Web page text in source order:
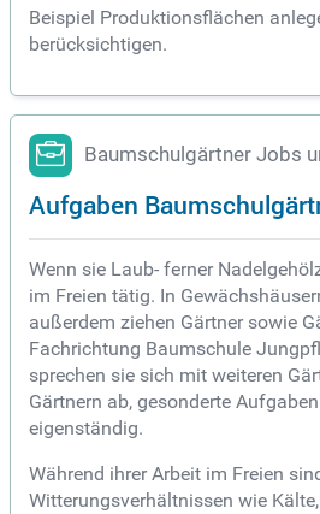
Beispiel Produktionsflächen
berücksichtigen.
Baumschulgärtner Jobs
Aufgaben
Wenn sie Laub- ferner
im Freien tätig. In
außerdem ziehen Gärtner sowie
Fachrichtung Baumschule
sprechen sie sich mit weiteren
Gärtnern ab, gesonderte
eigenständig.
Während ihrer Arbeit im Freien
Witterungsverhältnissen wie